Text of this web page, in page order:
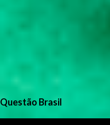
Questão Brasil